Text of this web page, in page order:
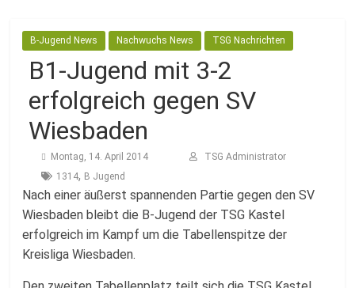
1846
e.V.
Mainz-
Kastel
Fussballabteilung
B-Jugend News Nachwuchs News TSG Nachrichten
B1-Jugend mit 3-2
erfolgreich gegen SV
Wiesbaden
Montag, 14. April 2014
TSG Administrator
1314, B Jugend
Nach einer äußerst spannenden Partie gegen den SV
Wiesbaden bleibt die B-Jugend der TSG Kastel
erfolgreich im Kampf um die Tabellenspitze der
Kreisliga Wiesbaden.